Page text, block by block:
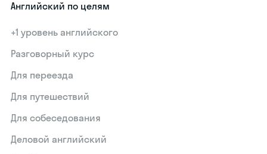
Английский по целям
+1 уровень английского
Разговорный курс
Для переезда
Для путешествий
Для собеседования
Деловой английский